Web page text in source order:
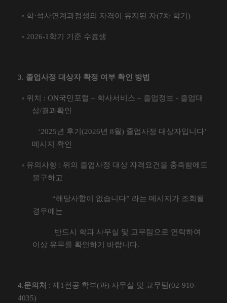
◦ 학·석사연계과정생의 자격이 유지된 자(7차 학기 )
◦ 2026-1학기 기준 수료생
3. 졸업사정 대상자 확정 여부 확인 방법
◦ 위치 : ON국민포털 – 학사서비스 – 졸업정보 - 졸업대
상/결과확인
‘2025년 후기 (2026년 8월 ) 졸업사정 대상자입니다’
메시지 확인
◦ 유의사항 : 위의 졸업사정 대상 자격요건을 충족함에도
불구하고
“해당사항이 없습니다” 라는 메시지가 조회될
경우에는
반드시 학과 사무실 및 교무팀으로 연락하여
이상 유무를 확인하기 바랍니다.
4.문의처 : 제 1전공 학부(과) 사무실 및 교무팀(02-910-
4035)